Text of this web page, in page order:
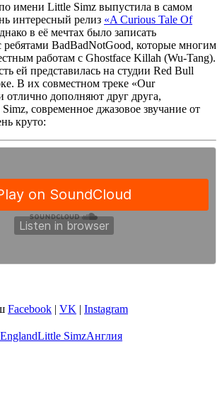
имени Little Simz выпустила в самом
интересный релиз «A Curious Tale Of
в её мечтах было записать
ребятами BadBadNotGood, которые многим
работам с Ghostface Killah (Wu-Tang).
ей представилась на студии Red Bull
В их совместном треке «Our
отлично дополняют друг друга,
Simz, современное джазовое звучание от
круто:
Facebook | VK | Instagram
EnglandLittle SimzАнглия